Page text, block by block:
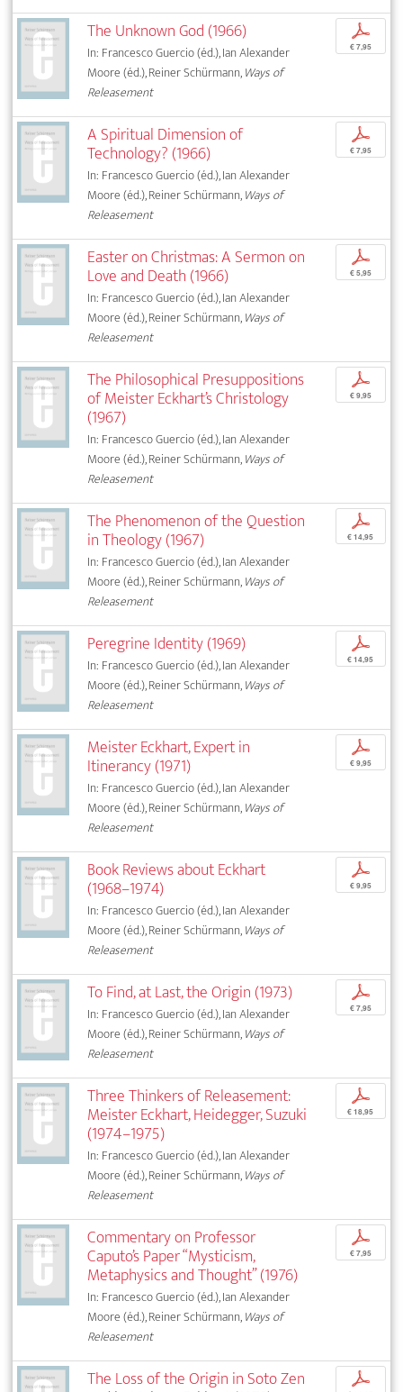
The Unknown God (1966)
In: Francesco Guercio (éd.), Ian Alexander
Moore (éd.), Reiner Schürmann,Ways of
Releasement
p
€ 7,95
A Spiritual Dimension of
Technology? (1966)
In: Francesco Guercio (éd.), Ian Alexander
Moore (éd.), Reiner Schürmann,Ways of
Releasement
p
€ 7,95
Easter on Christmas: A Sermon on
Love and Death (1966)
In: Francesco Guercio (éd.), Ian Alexander
Moore (éd.), Reiner Schürmann,Ways of
Releasement
p
€ 5,95
The Philosophical Presuppositions
of Meister Eckhart’s Christology
(1967)
In: Francesco Guercio (éd.), Ian Alexander
Moore (éd.), Reiner Schürmann,Ways of
Releasement
p
€ 9,95
The Phenomenon of the Question
in Theology (1967)
In: Francesco Guercio (éd.), Ian Alexander
Moore (éd.), Reiner Schürmann,Ways of
Releasement
p
€ 14,95
Peregrine Identity (1969)
In: Francesco Guercio (éd.), Ian Alexander
Moore (éd.), Reiner Schürmann,Ways of
Releasement
p
€ 14,95
Meister Eckhart, Expert in
Itinerancy (1971)
In: Francesco Guercio (éd.), Ian Alexander
Moore (éd.), Reiner Schürmann,Ways of
Releasement
p
€ 9,95
Book Reviews about Eckhart
(1968–1974)
In: Francesco Guercio (éd.), Ian Alexander
Moore (éd.), Reiner Schürmann,Ways of
Releasement
p
€ 9,95
To Find, at Last, the Origin (1973)
In: Francesco Guercio (éd.), Ian Alexander
Moore (éd.), Reiner Schürmann,Ways of
Releasement
p
€ 7,95
Three Thinkers of Releasement:
Meister Eckhart, Heidegger, Suzuki
(1974–1975)
In: Francesco Guercio (éd.), Ian Alexander
Moore (éd.), Reiner Schürmann,Ways of
Releasement
p
€ 18,95
Commentary on Professor
Caputo’s Paper “Mysticism,
Metaphysics and Thought” (1976)
In: Francesco Guercio (éd.), Ian Alexander
Moore (éd.), Reiner Schürmann,Ways of
Releasement
p
€ 7,95
The Loss of the Origin in Soto Zen p